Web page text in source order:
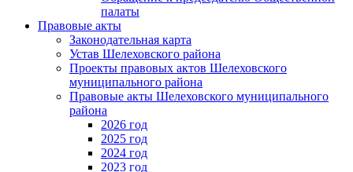
палаты
Правовые акты
Законодательная карта
Устав Шелеховского района
Проекты правовых актов Шелеховского
муниципального района
Правовые акты Шелеховского муниципального
района
2026 год
2025 год
2024 год
2023 год